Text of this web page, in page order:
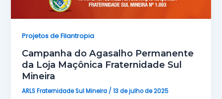
Projetos de Filantropia
Campanha do Agasalho Permanente
da Loja Maçônica Fraternidade Sul
Mineira
ARLS Fraternidade Sul Mineira /13 de julho de 2025